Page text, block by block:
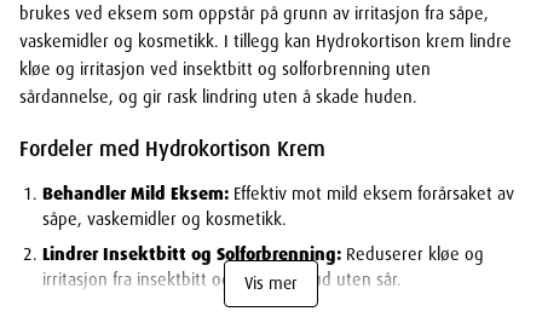
brukes ved eksem som oppstår på grunn av irritasjon fra såpe,
vaskemidler og kosmetikk. I tillegg kan Hydrokortison krem lindre
kløe og irritasjon ved insektbitt og solforbrenning uten
sårdannelse, og gir rask lindring uten å skade huden.
Fordeler med Hydrokortison Krem
Behandler Mild Eksem: Effektiv mot mild eksem forårsaket av
såpe, vaskemidler og kosmetikk.
Lindrer Insektbitt og Solforbrenning: Reduserer kløe og
irritasjon fra insektbitt og solbrent hud uten sår.
Vis mer